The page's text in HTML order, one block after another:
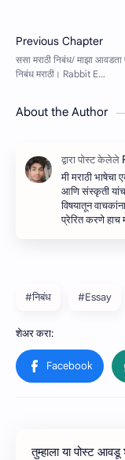
About the Author
मी मराठी भाषेचा
आणि संस्कृती
विषयातून
प्रेरित करणे हाच
#निबंध #Essay
तुम्‍हाला या पोस्‍ट